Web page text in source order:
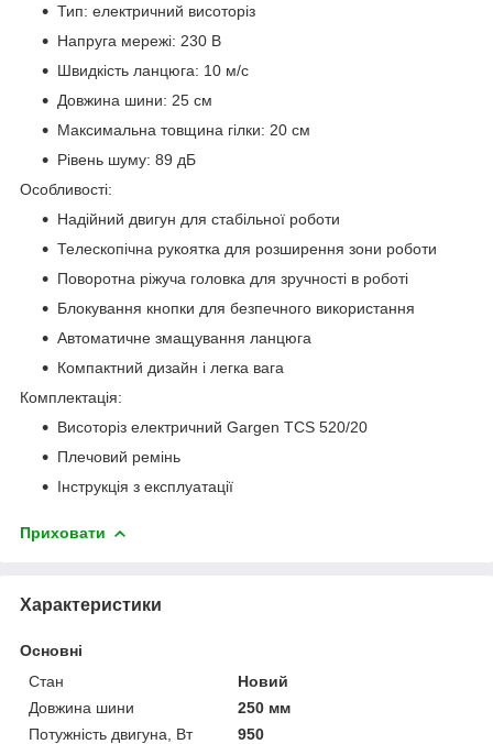
Тип: електричний висоторіз
Напруга мережі: 230 В
Швидкість ланцюга: 10 м/с
Довжина шини: 25 см
Максимальна товщина гілки: 20 см
Рівень шуму: 89 дБ
Особливості:
Надійний двигун для стабільної роботи
Телескопічна рукоятка для розширення зони роботи
Поворотна ріжуча головка для зручності в роботі
Блокування кнопки для безпечного використання
Автоматичне змащування ланцюга
Компактний дизайн і легка вага
Комплектація:
Висоторіз електричний Gargen TCS 520/20
Плечовий ремінь
Інструкція з експлуатації
Приховати
Характеристики
Основні
Стан
Новий
Довжина шини
250 мм
Потужність двигуна, Вт
950